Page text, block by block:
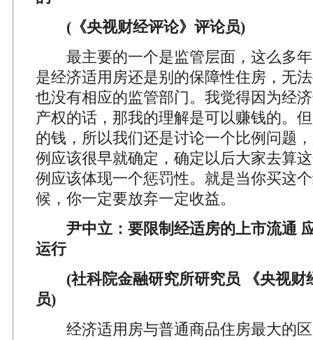
(《央视财经评论》评论员)
最主要的一个是监管层面，这么多年
是经济适用房还是别的保障性住房，无
也没有相应的监管部门。我觉得因为经
产权的话，那我的理解是可以赚钱的。
的钱，所以我们还是讨论一个比例问题
例应该很早就确定，确定以后大家去算
例应该体现一个惩罚性。就是当你买这
候，你一定要放弃一定收益。
尹中立：要限制经适房的上市流通
运行
(社科院金融研究所研究员 《央视财
员)
经济适用房与普通商品住房最大的区